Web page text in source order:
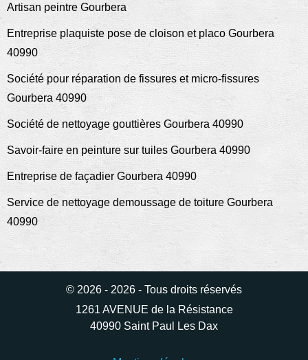
Artisan peintre Gourbera
Entreprise plaquiste pose de cloison et placo Gourbera
40990
Société pour réparation de fissures et micro-fissures
Gourbera 40990
Société de nettoyage gouttières Gourbera 40990
Savoir-faire en peinture sur tuiles Gourbera 40990
Entreprise de façadier Gourbera 40990
Service de nettoyage demoussage de toiture Gourbera
40990
© 2026 - 2026 - Tous droits réservés
1261 AVENUE de la Résistance
40990 Saint Paul Les Dax